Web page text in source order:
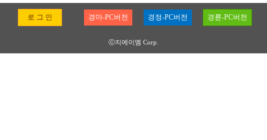
로 그 인 경마-PC버전 경정-PC버전 경륜-PC버전
ⓒ지에이엠 Corp.